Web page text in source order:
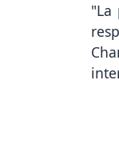
"La